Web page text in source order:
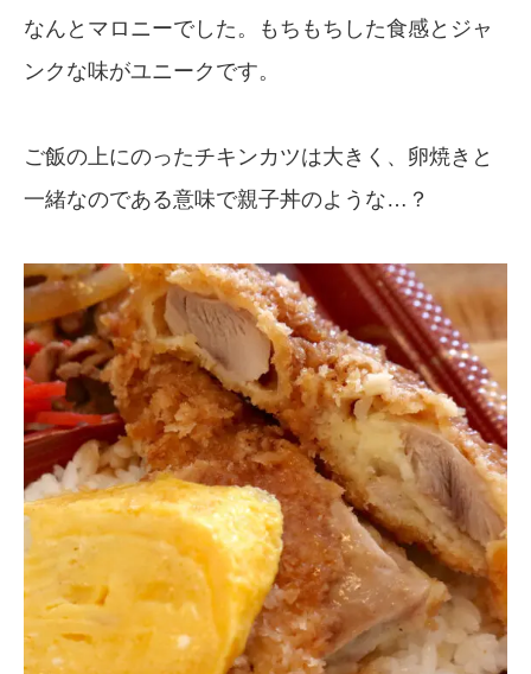
なんとマロニーでした。もちもちした食感とジャ
ンクな味がユニークです。
ご飯の上にのったチキンカツは大きく、卵焼きと
一緒なのである意味で親子丼のような…？